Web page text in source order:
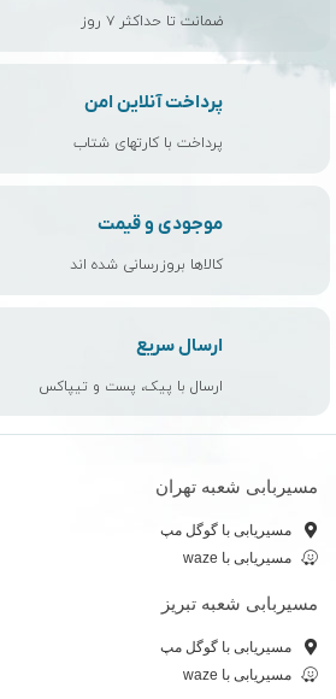
ضمانت تا حداکثر ۷ روز
پرداخت آنلاین امن
پرداخت با کارتهای شتاب
موجودی و قیمت
کالاها بروزرسانی شده اند
ارسال سریع
ارسال با پیک، پست و تیپاکس
مسیربابی شعبه تهران
مسیریابی با گوگل مپ
مسیریابی با waze
مسیربابی شعبه تبریز
مسیریابی با گوگل مپ
مسیریابی با waze